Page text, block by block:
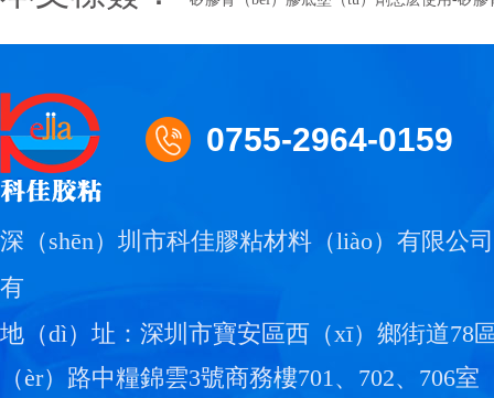
0755-2964-0159
深（shēn）圳市科佳膠粘材料（liào）有限公司
有
地（dì）址：深圳市寶安區西（xī）鄉街道78
（èr）路中糧錦雲3號商務樓701、702、706室